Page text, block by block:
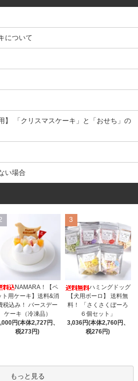
について
】 「クリスマスケーキ」と「おせち」の
い場合
NAMARA！【ペ
ト用ケーキ】送料&消
税込み！ バースデー
ケーキ（冷凍品）
円(本体2,727円、
税273円)
3
ハミングドッグ
【犬用ボーロ】 送料無
料！ 「さくさくぼーろ
６個セット」
3,036円(本体2,760円、
税276円)
もっと見る